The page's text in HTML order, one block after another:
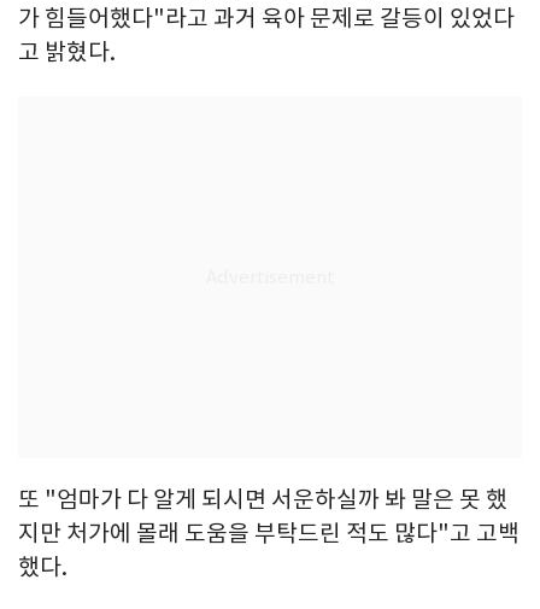
가 힘들어했다"라고 과거 육아 문제로 갈등이 있었다
고 밝혔다.
또 "엄마가 다 알게 되시면 서운하실까 봐 말은 못 했
지만 처가에 몰래 도움을 부탁드린 적도 많다"고 고백
했다.